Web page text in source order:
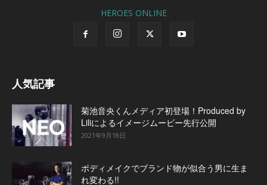
HEROES ONLINE
人気記事
菊池音央くんメディア初登場！Produced by
Liliによるイメージムービー先行公開
2021年9月18日
ボディメイクでブランド物が似合う男に生ま
れ変わる!!